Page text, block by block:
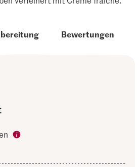
Bewertungen